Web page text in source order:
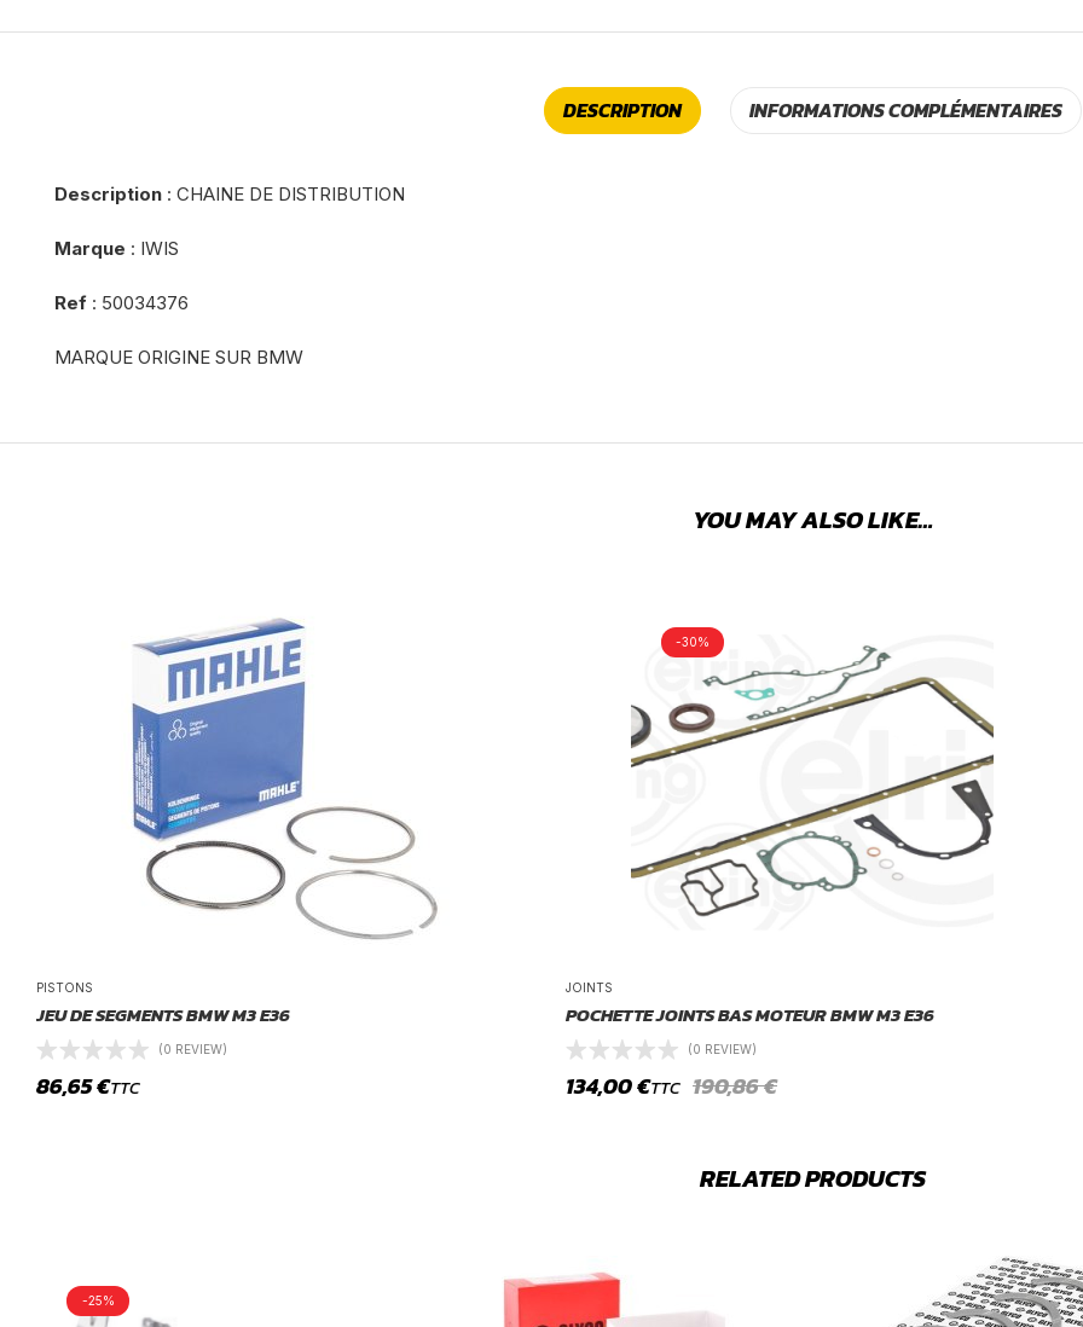
DESCRIPTION INFORMATIONS COMPLÉMENTAIRES
Description : CHAINE DE DISTRIBUTION
Marque : IWIS
Ref : 50034376
MARQUE ORIGINE SUR BMW
YOU MAY ALSO LIKE…
PISTONS
JEU DE SEGMENTS BMW M3 E36
(0 REVIEW)
86,65€TTC
-30%
JOINTS
POCHETTE JOINTS BAS MOTEUR BMW M3 E36
(0 REVIEW)
190,86€
134,00€TTC
RELATED PRODUCTS
-25%